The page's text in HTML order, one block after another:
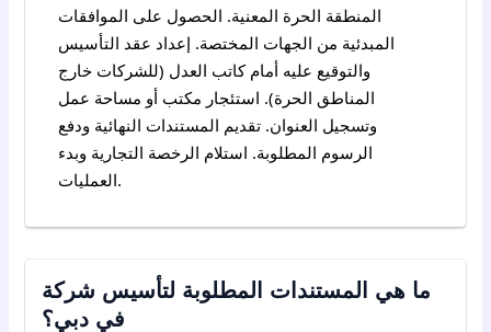
المنطقة الحرة المعنية. الحصول على الموافقات
المبدئية من الجهات المختصة. إعداد عقد التأسيس
والتوقيع عليه أمام كاتب العدل (للشركات خارج
المناطق الحرة). استئجار مكتب أو مساحة عمل
وتسجيل العنوان. تقديم المستندات النهائية ودفع
الرسوم المطلوبة. استلام الرخصة التجارية وبدء
العمليات.
ما هي المستندات المطلوبة لتأسيس شركة
في دبي؟